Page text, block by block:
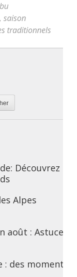
, saison
traditionnels
Découvrez
Alpes
août : Astuces
des moments